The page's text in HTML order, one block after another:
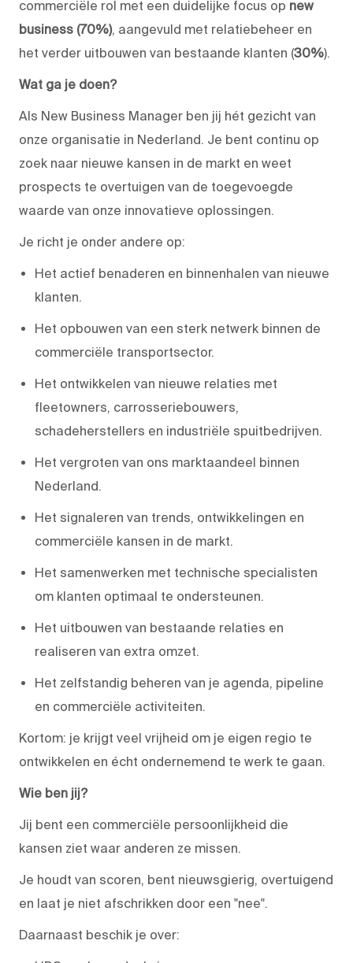
commerciële rol met een duidelijke focus op new
business (70%), aangevuld met relatiebeheer en
het verder uitbouwen van bestaande klanten (30%).
Wat ga je doen?
Als New Business Manager ben jij hét gezicht van
onze organisatie in Nederland. Je bent continu op
zoek naar nieuwe kansen in de markt en weet
prospects te overtuigen van de toegevoegde
waarde van onze innovatieve oplossingen.
Je richt je onder andere op:
Het actief benaderen en binnenhalen van nieuwe
klanten.
Het opbouwen van een sterk netwerk binnen de
commerciële transportsector.
Het ontwikkelen van nieuwe relaties met
fleetowners, carrosseriebouwers,
schadeherstellers en industriële spuitbedrijven.
Het vergroten van ons marktaandeel binnen
Nederland.
Het signaleren van trends, ontwikkelingen en
commerciële kansen in de markt.
Het samenwerken met technische specialisten
om klanten optimaal te ondersteunen.
Het uitbouwen van bestaande relaties en
realiseren van extra omzet.
Het zelfstandig beheren van je agenda, pipeline
en commerciële activiteiten.
Kortom: je krijgt veel vrijheid om je eigen regio te
ontwikkelen en écht ondernemend te werk te gaan.
Wie ben jij?
Jij bent een commerciële persoonlijkheid die
kansen ziet waar anderen ze missen.
Je houdt van scoren, bent nieuwsgierig, overtuigend
en laat je niet afschrikken door een "nee".
Daarnaast beschik je over: